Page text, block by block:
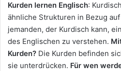
Kurden lernen Englisch:
ähnliche Strukturen in Bezug
jemanden, der Kurdisch kann,
des Englischen zu verstehen.
Kurden? Die Kurden befinden
sie unterdrücken. Für wen